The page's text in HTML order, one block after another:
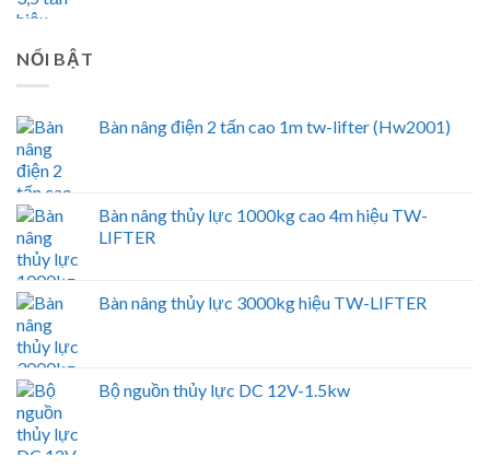
NỔI BẬT
Bàn nâng điện 2 tấn cao 1m tw-lifter (Hw2001)
Bàn nâng thủy lực 1000kg cao 4m hiệu TW-
LIFTER
Bàn nâng thủy lực 3000kg hiệu TW-LIFTER
Bộ nguồn thủy lực DC 12V-1.5kw